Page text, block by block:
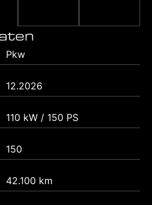
Pkw
12.2026
110 kW / 150 PS
150
42.100 km